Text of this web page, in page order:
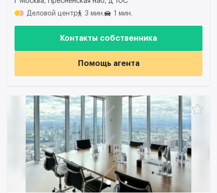
Деловой центр
3 мин. 1 мин.
Контакты собственника
Помощь агента